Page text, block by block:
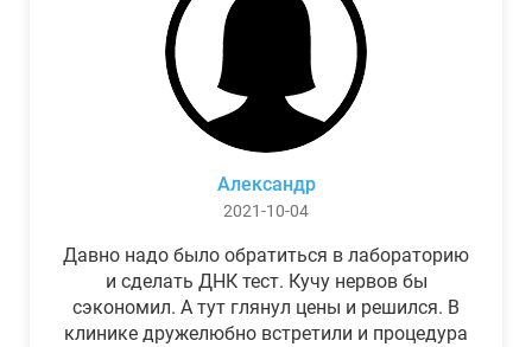
Александр
2021-10-04
Давно надо было обратиться в лабораторию
и сделать ДНК тест. Кучу нервов бы
сэкономил. А тут глянул цены и решился. В
клинике дружелюбно встретили и процедура